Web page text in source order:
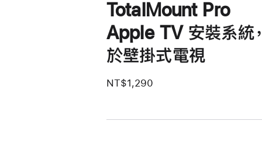
TotalMount Pro
Apple TV 安裝系統
於壁掛式電視
NT$1,290